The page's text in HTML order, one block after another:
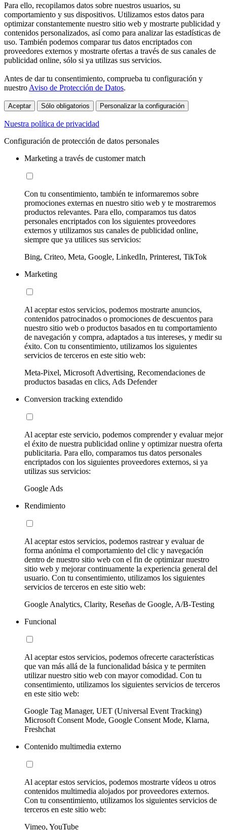
Para ello, recopilamos datos sobre nuestros usuarios, su
comportamiento y sus dispositivos. Utilizamos estos datos para
optimizar constantemente nuestro sitio web y mostrarte publicidad y
contenidos personalizados, así como para analizar las estadísticas de
uso. También podemos comparar tus datos encriptados con
proveedores externos y mostrarte ofertas a través de sus canales de
publicidad online, sólo si ya utilizas sus servicios.
Antes de dar tu consentimiento, comprueba tu configuración y
nuestro Aviso de Protección de Datos.
Aceptar Sólo obligatorios Personalizar la configuración
Nuestra política de privacidad
Configuración de protección de datos personales
Marketing a través de customer match
Con tu consentimiento, también te informaremos sobre
promociones externas en nuestro sitio web y te mostraremos
productos relevantes. Para ello, comparamos tus datos
personales encriptados con los siguientes proveedores
externos y utilizamos sus canales de publicidad online,
siempre que ya utilices sus servicios:
Bing, Criteo, Meta, Google, LinkedIn, Printerest, TikTok
Marketing
Al aceptar estos servicios, podemos mostrarte anuncios,
contenidos patrocinados o promociones de descuentos para
nuestro sitio web o productos basados en tu comportamiento
de navegación y compra, adaptados a tus intereses, y medir su
éxito. Con tu consentimiento, utilizamos los siguientes
servicios de terceros en este sitio web:
Meta-Pixel, Microsoft Advertising, Recomendaciones de
productos basadas en clics, Ads Defender
Conversion tracking extendido
Al aceptar este servicio, podemos comprender y evaluar mejor
el éxito de nuestra publicidad online y optimizar nuestra oferta
publicitaria. Para ello, comparamos tus datos personales
encriptados con los siguientes proveedores externos, si ya
utilizas sus servicios:
Google Ads
Rendimiento
Al aceptar estos servicios, podemos rastrear y evaluar de
forma anónima el comportamiento del clic y navegación
dentro de nuestro sitio web con el fin de optimizar nuestro
sitio web y mejorar continuamente la experiencia general del
usuario. Con tu consentimiento, utilizamos los siguientes
servicios de terceros en este sitio web:
Google Analytics, Clarity, Reseñas de Google, A/B-Testing
Funcional
Al aceptar estos servicios, podemos ofrecerte características
que van más allá de la funcionalidad básica y te permiten
utilizar nuestro sitio web con mayor comodidad. Con tu
consentimiento, utilizamos los siguientes servicios de terceros
en este sitio web:
Google Tag Manager, UET (Universal Event Tracking)
Microsoft Consent Mode, Google Consent Mode, Klarna,
Freshchat
Contenido multimedia externo
Al aceptar estos servicios, podemos mostrarte vídeos u otros
contenidos multimedia alojados por proveedores externos.
Con tu consentimiento, utilizamos los siguientes servicios de
terceros en este sitio web:
Vimeo, YouTube